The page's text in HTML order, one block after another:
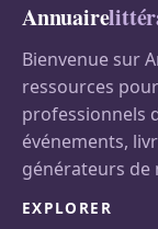
Annuaire
Bienvenue sur
ressources
professionnels
événements,
générateurs de
EXPLORER